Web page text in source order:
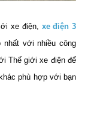
xe điện, xe điện 3
nhất với nhiều công
Thế giới xe điện để
phù hợp với bạn